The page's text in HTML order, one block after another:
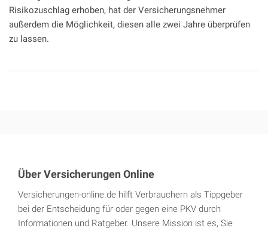
Risikozuschlag erhoben, hat der Versicherungsnehmer
außerdem die Möglichkeit, diesen alle zwei Jahre überprüfen
zu lassen.
Über Versicherungen Online
Versicherungen-online.de hilft Verbrauchern als Tippgeber
bei der Entscheidung für oder gegen eine PKV durch
Informationen und Ratgeber. Unsere Mission ist es, Sie